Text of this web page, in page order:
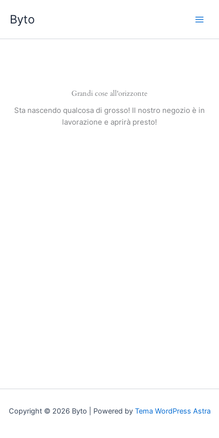
contenuto
Byto
Grandi cose all'orizzonte
Sta nascendo qualcosa di grosso! Il nostro negozio è in
lavorazione e aprirà presto!
Copyright © 2026 Byto | Powered by Tema WordPress Astra